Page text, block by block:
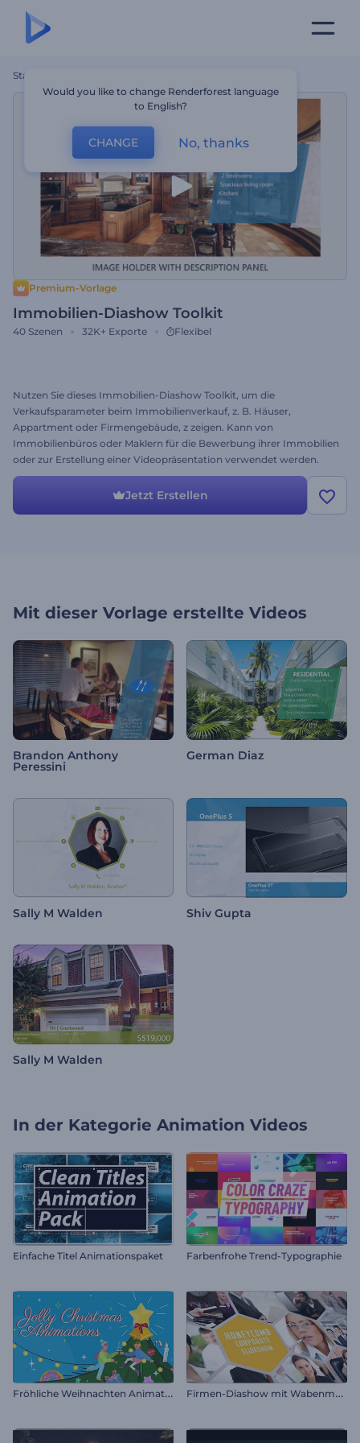
Startseite
Premium-Vorlage
Immobilien-Diashow Toolkit
40 Szenen 32K+ Exporte Flexibel
Nutzen Sie dieses Immobilien-Diashow Toolkit, um die
Verkaufsparameter beim Immobilienverkauf, z. B. Häuser,
Appartment oder Firmengebäude, z zeigen. Kann von
Immobilienbüros oder Maklern für die Bewerbung ihrer Immobilien
oder zur Erstellung einer Videopräsentation verwendet werden.
Mehr als 40 Szenen, dazu gehören verschiedene Icons,
Typographie, Video- und Fotoplatzhalter und mehr. Starten Sie Ihre
Unternehmenswerbung mit diesem vielseitigen Video-Projekts mit
Jetzt Erstellen
Mit dieser Vorlage erstellte Videos
Brandon Anthony
Peressini
German Diaz
Sally M Walden Shiv Gupta
Sally M Walden
In der Kategorie Animation Videos
Einfache Titel Animationspaket Farbenfrohe Trend-Typographie
F
röhliche Weihnachten Animationen F
irmen-Diashow mit Wabenmuster
Would you like to change Renderforest language
to English?
CHANGE No, thanks